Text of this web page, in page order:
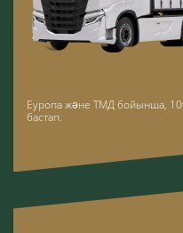
Еуропа және ТМД бойынша,
бастап.